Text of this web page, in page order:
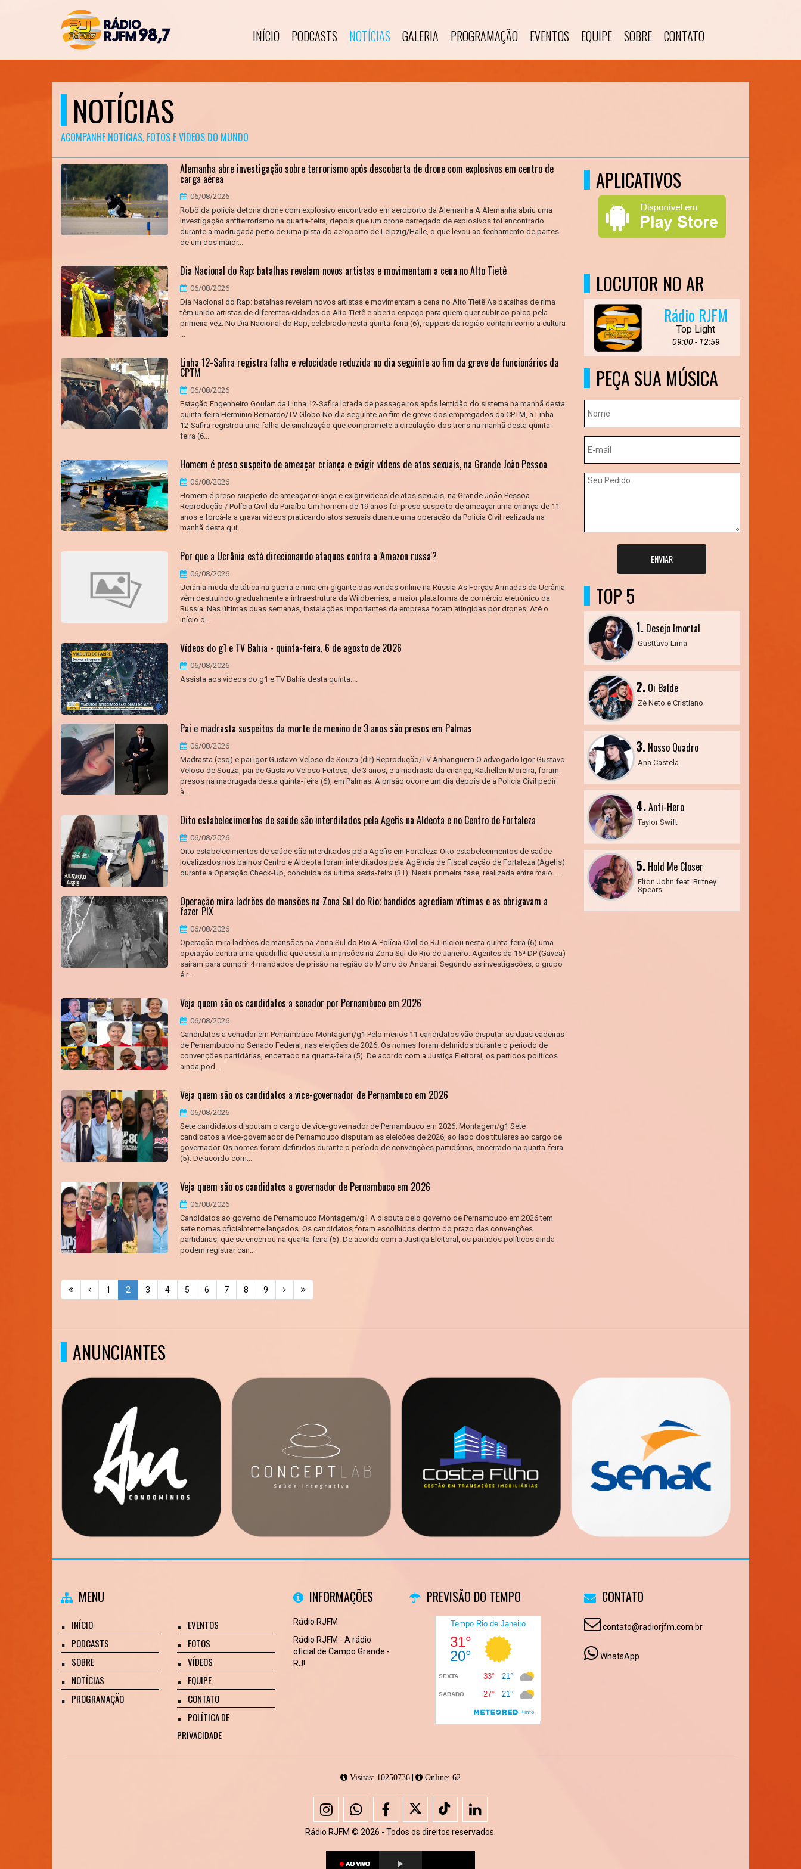
INÍCIO PODCASTS NOTÍCIAS GALERIA PROGRAMAÇÃO EVENTOS EQUIPE SOBRE CONTATO
NOTÍCIAS
ACOMPANHE NOTÍCIAS, FOTOS E VÍDEOS DO MUNDO
Alemanha abre investigação sobre terrorismo após descoberta de drone com explosivos em centro de
carga aérea
06/08/2026
Robô da polícia detona drone com explosivo encontrado em aeroporto da Alemanha A Alemanha abriu uma
investigação antiterrorismo na quarta-feira, depois que um drone carregado de explosivos foi encontrado
durante a madrugada perto de uma pista do aeroporto de Leipzig/Halle, o que levou ao fechamento de partes
de um dos maior...
Dia Nacional do Rap: batalhas revelam novos artistas e movimentam a cena no Alto Tietê
06/08/2026
Dia Nacional do Rap: batalhas revelam novos artistas e movimentam a cena no Alto Tietê As batalhas de rima
têm unido artistas de diferentes cidades do Alto Tietê e aberto espaço para quem quer subir ao palco pela
primeira vez. No Dia Nacional do Rap, celebrado nesta quinta-feira (6), rappers da região contam como a cultura
...
Linha 12-Safira registra falha e velocidade reduzida no dia seguinte ao fim da greve de funcionários da
CPTM
06/08/2026
Estação Engenheiro Goulart da Linha 12-Safira lotada de passageiros após lentidão do sistema na manhã desta
quinta-feira Hermínio Bernardo/TV Globo No dia seguinte ao fim de greve dos empregados da CPTM, a Linha
12-Safira registrou uma falha de sinalização que compromete a circulação dos trens na manhã desta quinta-
feira (6...
Homem é preso suspeito de ameaçar criança e exigir vídeos de atos sexuais, na Grande João Pessoa
06/08/2026
Homem é preso suspeito de ameaçar criança e exigir vídeos de atos sexuais, na Grande João Pessoa
Reprodução / Polícia Civil da Paraíba Um homem de 19 anos foi preso suspeito de ameaçar uma criança de 11
anos e forçá-la a gravar vídeos praticando atos sexuais durante uma operação da Polícia Civil realizada na
manhã desta qui...
Por que a Ucrânia está direcionando ataques contra a 'Amazon russa'?
06/08/2026
Ucrânia muda de tática na guerra e mira em gigante das vendas online na Rússia As Forças Armadas da Ucrânia
vêm destruindo gradualmente a infraestrutura da Wildberries, a maior plataforma de comércio eletrônico da
Rússia. Nas últimas duas semanas, instalações importantes da empresa foram atingidas por drones. Até o
início d...
Vídeos do g1 e TV Bahia - quinta-feira, 6 de agosto de 2026
06/08/2026
Assista aos vídeos do g1 e TV Bahia desta quinta....
Pai e madrasta suspeitos da morte de menino de 3 anos são presos em Palmas
06/08/2026
Madrasta (esq) e pai Igor Gustavo Veloso de Souza (dir) Reprodução/TV Anhanguera O advogado Igor Gustavo
Veloso de Souza, pai de Gustavo Veloso Feitosa, de 3 anos, e a madrasta da criança, Kathellen Moreira, foram
presos na madrugada desta quinta-feira (6), em Palmas. A prisão ocorre um dia depois de a Polícia Civil pedir
à...
Oito estabelecimentos de saúde são interditados pela Agefis na Aldeota e no Centro de Fortaleza
06/08/2026
Oito estabelecimentos de saúde são interditados pela Agefis em Fortaleza Oito estabelecimentos de saúde
localizados nos bairros Centro e Aldeota foram interditados pela Agência de Fiscalização de Fortaleza (Agefis)
durante a Operação Check-Up, concluída da última sexta-feira (31). Nesta primeira fase, realizada entre maio ...
Operação mira ladrões de mansões na Zona Sul do Rio; bandidos agrediam vítimas e as obrigavam a
fazer PIX
06/08/2026
Operação mira ladrões de mansões na Zona Sul do Rio A Polícia Civil do RJ iniciou nesta quinta-feira (6) uma
operação contra uma quadrilha que assalta mansões na Zona Sul do Rio de Janeiro. Agentes da 15ª DP (Gávea)
saíram para cumprir 4 mandados de prisão na região do Morro do Andaraí. Segundo as investigações, o grupo
é r...
Veja quem são os candidatos a senador por Pernambuco em 2026
06/08/2026
Candidatos a senador em Pernambuco Montagem/g1 Pelo menos 11 candidatos vão disputar as duas cadeiras
de Pernambuco no Senado Federal, nas eleições de 2026. Os nomes foram definidos durante o período de
convenções partidárias, encerrado na quarta-feira (5). De acordo com a Justiça Eleitoral, os partidos políticos
ainda pod...
Veja quem são os candidatos a vice-governador de Pernambuco em 2026
06/08/2026
Sete candidatos disputam o cargo de vice-governador de Pernambuco em 2026. Montagem/g1 Sete
candidatos a vice-governador de Pernambuco disputam as eleições de 2026, ao lado dos titulares ao cargo de
governador. Os nomes foram definidos durante o período de convenções partidárias, encerrado na quarta-feira
(5). De acordo com...
Veja quem são os candidatos a governador de Pernambuco em 2026
06/08/2026
Candidatos ao governo de Pernambuco Montagem/g1 A disputa pelo governo de Pernambuco em 2026 tem
sete nomes oficialmente lançados. Os candidatos foram escolhidos dentro do prazo das convenções
partidárias, que se encerrou na quarta-feira (5). De acordo com a Justiça Eleitoral, os partidos políticos ainda
podem registrar can...
1 2 3 4 5 6 7 8 9
APLICATIVOS
LOCUTOR NO AR
Rádio RJFM
Top Light
09:00 - 12:59
PEÇA SUA MÚSICA
ENVIAR
TOP 5
1.Desejo Imortal
Gusttavo Lima
2.Oi Balde
Zé Neto e Cristiano
3.Nosso Quadro
Ana Castela
4.Anti-Hero
Taylor Swift
5.Hold Me Closer
Elton John feat. Britney
Spears
ANUNCIANTES
MENU
INÍCIO
PODCASTS
SOBRE
NOTÍCIAS
PROGRAMAÇÃO
EVENTOS
FOTOS
VÍDEOS
EQUIPE
CONTATO
POLÍTICA DE
PRIVACIDADE
INFORMAÇÕES
Rádio RJFM
Rádio RJFM - A rádio
oficial de Campo Grande -
RJ!
PREVISÃO DO TEMPO CONTATO
contato@radiorjfm.com.br
WhatsApp
Visitas: 10250736 Online: 62
Rádio RJFM © 2026 - Todos os direitos reservados.